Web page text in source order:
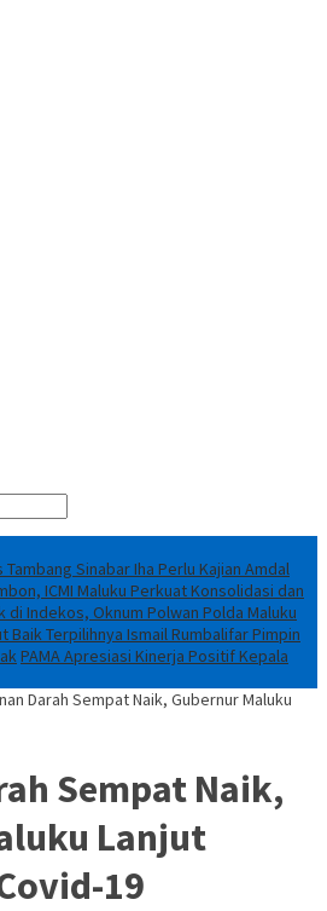
Sinabar Iha Perlu Kajian Amdal
ICMI Maluku Perkuat Konsolidasi dan
di Indekos, Oknum Polwan Polda Maluku
Baik Terpilihnya Ismail Rumbalifar Pimpin
PAMA Apresiasi Kinerja Positif Kepala
Darah Sempat Naik, Gubernur Maluku
Sempat Naik,
Lanjut
19